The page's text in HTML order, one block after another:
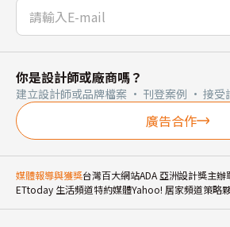
你是設計師或廠商嗎？
建立設計師或品牌檔案 · 刊登案例 · 接受
廣告合作
媒體報導與獲獎台灣百大網站ADA 亞洲設計獎主辦
ETtoday 生活頻道特約媒體Yahoo! 居家頻道策略